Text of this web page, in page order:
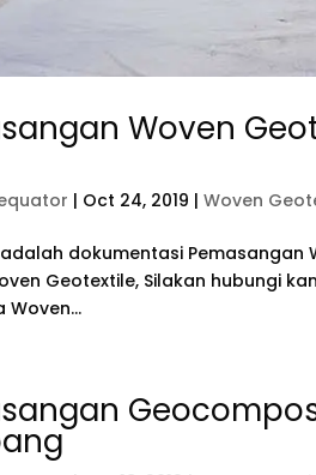
Woven
| Oct 24, 2019 |Woven
dokumentasi Pemasangan
Geotextile, Silakan hubungi
Woven...